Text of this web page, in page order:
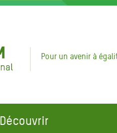
Pour un avenir à
Découvrir